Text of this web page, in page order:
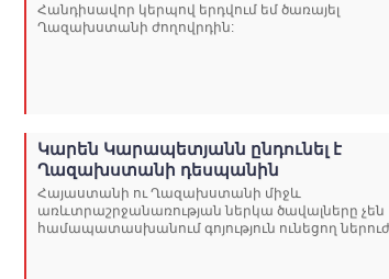
Հանդիսավոր կերպով երդվում եմ ծառայել
Ղազախստանի ժողովրդին:
Կարեն Կարապետյանն ընդունել է
Ղազախստանի դեսպանին
Հայաստանի ու Ղազախստանի միջև
առևտրաշրջանառության ներկա ծավալները չեն
համապատասխանում գոյություն ունեցող